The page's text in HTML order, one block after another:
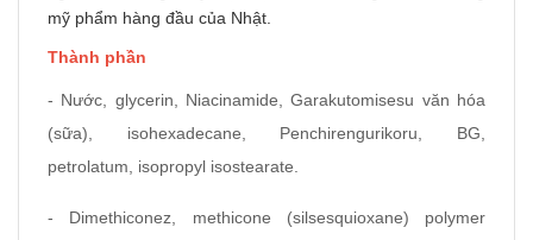
mỹ phẩm hàng đầu của Nhật.
Thành phần
- Nước, glycerin, Niacinamide, Garakutomisesu văn hóa
(sữa), isohexadecane, Penchirengurikoru, BG,
petrolatum, isopropyl isostearate.
- Dimethiconez, methicone (silsesquioxane) polymer